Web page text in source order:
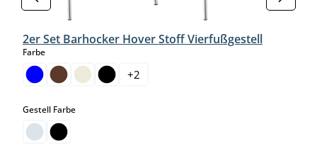
2er Set Barhocker Hover Stoff Vierfußgestell
Farbeauswählen
+2
Gestell Farbeauswählen